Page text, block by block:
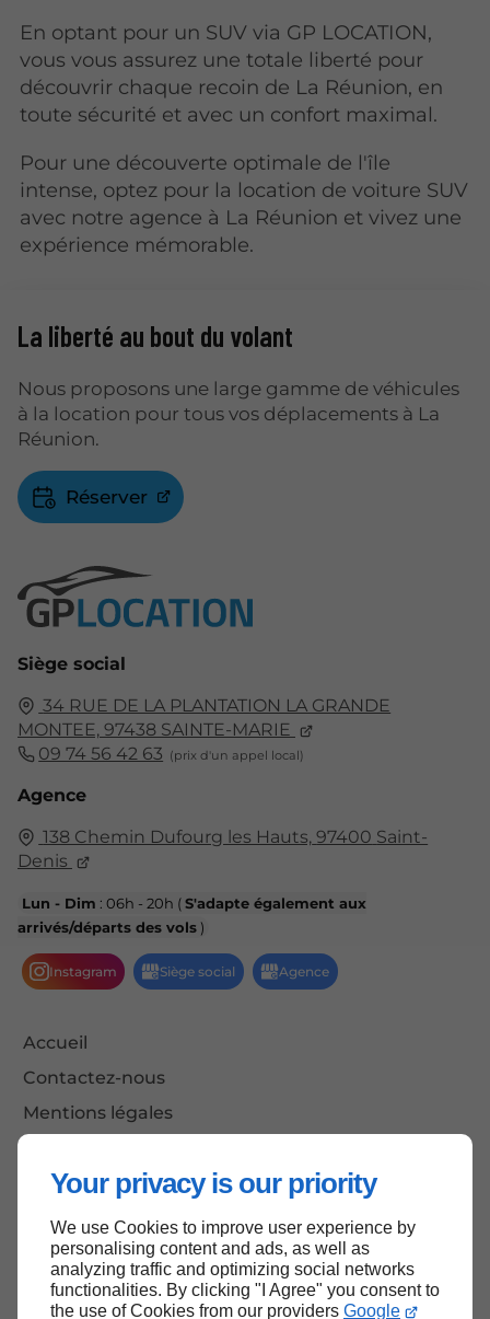
Your privacy is our priority
We use Cookies to improve user experience by
personalising content and ads, as well as
analyzing traffic and optimizing social networks
functionalities. By clicking "I Agree" you consent to
the use of Cookies from our providers Google
En optant pour un SUV via GP LOCATION,
vous vous assurez une totale liberté pour
découvrir chaque recoin de La Réunion, en
toute sécurité et avec un confort maximal.
Pour une découverte optimale de l'île
intense, optez pour la location de voiture SUV
avec notre agence à La Réunion et vivez une
expérience mémorable.
Siège social
34 RUE DE LA PLANTATION LA GRANDE
MONTEE, 97438 SAINTE-MARIE
09 74 56 42 63
Agence
138 Chemin Dufourg les Hauts, 97400 Saint-
Denis
Lun - Dim : 06h - 20h (S'adapte également aux
arrivés/départs des vols )
Accueil
Contactez-nous
Mentions légales
La liberté au bout du volant
Nous proposons une large gamme de véhicules
à la location pour tous vos déplacements à La
Réunion.
Réserver
Haut de page